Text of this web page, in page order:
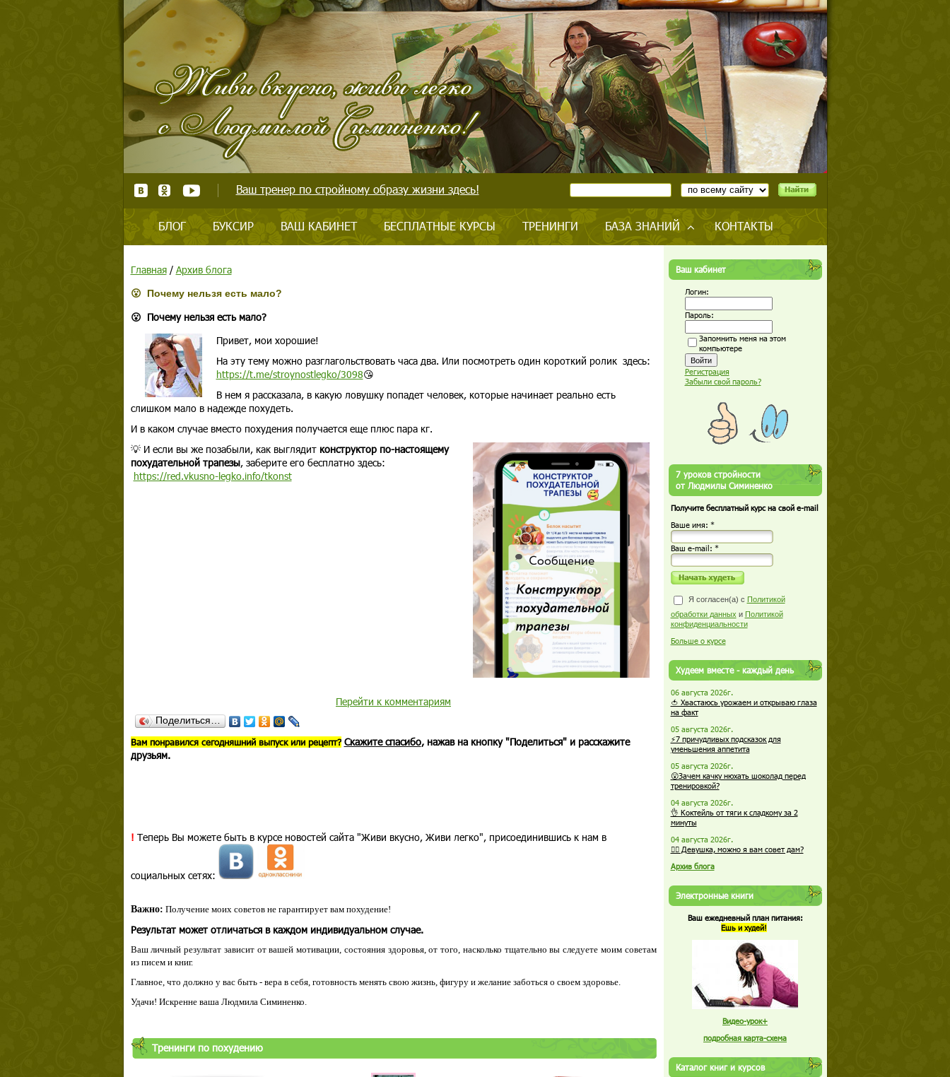
Ваш тренер по стройному образу жизни здесь!
БЛОГ БУКСИР ВАШ КАБИНЕТ БЕСПЛАТНЫЕ КУРСЫ ТРЕНИНГИ БАЗА ЗНАНИЙ КОНТАКТЫ
Главная/ Архив блога
😮 Почему нельзя есть мало?
😮 Почему нельзя есть мало?
Привет, мои хорошие!
На эту тему можно разглагольствовать часа два. Или посмотреть один короткий ролик здесь:
https://t.me/stroynostlegko/3098😘
В нем я рассказала, в какую ловушку попадет человек, которые начинает реально есть
слишком мало в надежде похудеть.
И в каком случае вместо похудения получается еще плюс пара кг.
💡 И если вы же позабыли, как выглядит конструктор по-настоящему
похудательной трапезы, заберите его бесплатно здесь:
https://red.vkusno-legko.info/tkonst
Перейти к комментариям
Поделиться…
Вам понравился сегодняшний выпуск или рецепт? Скажите спасибо, нажав на кнопку "Поделиться" и расскажите
друзьям.
! Теперь Вы можете быть в курсе новостей сайта "Живи вкусно, Живи легко", присоединившись к нам в
социальных сетях:
Важно: Получение моих советов не гарантирует вам похудение!
Результат может отличаться в каждом индивидуальном случае.
Ваш личный результат зависит от вашей мотивации, состояния здоровья, от того, насколько тщательно вы следуете моим советам
из писем и книг.
Главное, что должно у вас быть - вера в себя, готовность менять свою жизнь, фигуру и желание заботься о своем здоровье.
Удачи! Искренне ваша Людмила Симиненко.
Тренинги по похудению
Ваш кабинет
Логин:
Пароль:
Запомнить меня на этом
компьютере
Регистрация
Забыли свой пароль?
7 уроков стройности
от Людмилы Симиненко
Получите бесплатный курс на свой e-mail
Ваше имя: *
Ваш е-mail: *
Я согласен(а) с Политикой
обработки данных и Политикой
конфиденциальности
Больше о курсе
Худеем вместе - каждый день
06 августа 2026г.
🍅 Хвастаюсь урожаем и открываю глаза
на факт
05 августа 2026г.
⚡7 причудливых подсказок для
уменьшения аппетита
05 августа 2026г.
😮Зачем качку нюхать шоколад перед
тренировкой?
04 августа 2026г.
👌 Коктейль от тяги к сладкому за 2
минуты
04 августа 2026г.
🏋️‍♀️ Девушка, можно я вам совет дам?
Архив блога
Электронные книги
Ваш ежедневный план питания:
Ешь и худей!
Видео-урок+
подробная карта-схема
Каталог книг и курсов